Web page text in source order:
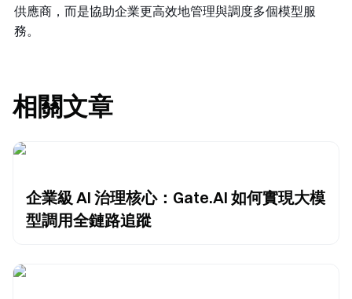
供應商，而是協助企業更高效地管理與調度多個模型服
務。
相關文章
企業級 AI 治理核心：Gate.AI 如何實現大模
型調用全鏈路追蹤